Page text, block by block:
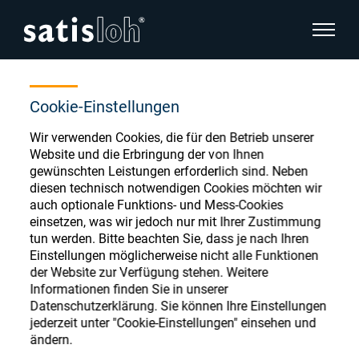
Cookie-Einstellungen
Wir verwenden Cookies, die für den Betrieb unserer
Website und die Erbringung der von Ihnen
gewünschten Leistungen erforderlich sind. Neben
diesen technisch notwendigen Cookies möchten wir
auch optionale Funktions- und Mess-Cookies
einsetzen, was wir jedoch nur mit Ihrer Zustimmung
tun werden. Bitte beachten Sie, dass je nach Ihren
Einstellungen möglicherweise nicht alle Funktionen
der Website zur Verfügung stehen. Weitere
Informationen finden Sie in unserer
Datenschutzerklärung. Sie können Ihre Einstellungen
jederzeit unter "Cookie-Einstellungen" einsehen und
ändern.
Deutsch
Brillenoptik
Feinoptik
Über uns
Karriere
Seitennavigation verbergen
English
Español
汉语
Français
Ophthalmic Consumables
Store
Register or Sign-in to access your accounts
and explore our wide range of ophthalmic
consumables